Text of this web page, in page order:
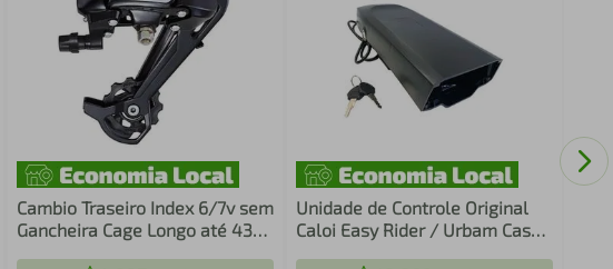
Cambio Traseiro Index 6/7v sem
Gancheira Cage Longo até 43
Unidade de Controle Original
Caloi Easy Rider / Urbam Case
com